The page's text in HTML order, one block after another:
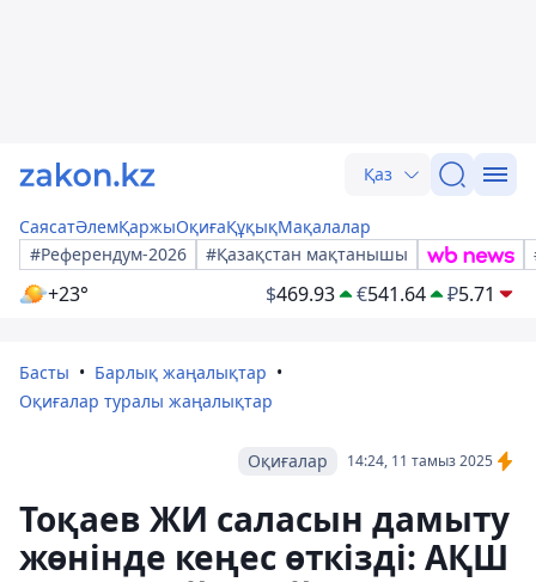
Қаз
СаясатӘлемҚаржыОқиғаҚұқықМақалалар
#Референдум-2026
#Қазақстан мақтанышы
+23° $469.93 €541.64 ₽5.71
Басты
Барлық жаңалықтар
Оқиғалар туралы жаңалықтар
14:24, 11 тамыз 2025
Оқиғалар
Тоқаев ЖИ саласын дамыту
жөнінде кеңес өткізді: АҚШ